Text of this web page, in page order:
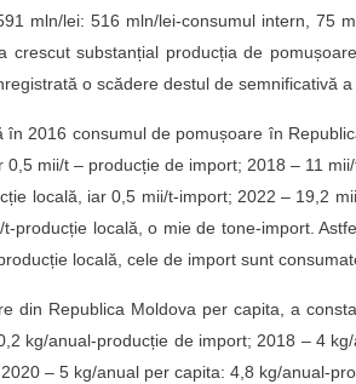
mln/lei: 516 mln/lei-consumul intern, 75
crescut substanțial producția de
o scădere destul de semnificativă a
în 2016 consumul de pomușoare în
mii/t – producție de import; 2018 – 11
locală, iar 0,5 mii/t-import; 2022 – 19,2
producție locală, o mie de tone-import.
locală, cele de import sunt
din Republica Moldova per capita, a
kg/anual-producție de import; 2018 – 4
– 5 kg/anual per capita: 4,8 kg/anual-